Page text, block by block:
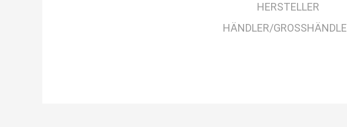
HERSTELLER
HÄNDLER/GROSSHÄNDLER